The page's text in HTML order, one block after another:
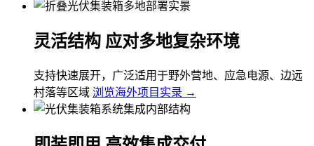
灵活结构 应对多地复杂环境
支持快速展开，广泛适用于野外营地、应急电源、边远
村落等区域 浏览海外项目实录 →